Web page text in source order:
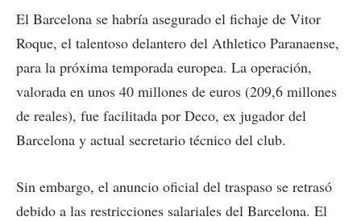
El Barcelona se habría asegurado el fichaje de Vitor
Roque, el talentoso delantero del Athletico Paranaense,
para la próxima temporada europea. La operación,
valorada en unos 40 millones de euros (209,6 millones
de reales), fue facilitada por Deco, ex jugador del
Barcelona y actual secretario técnico del club.
Sin embargo, el anuncio oficial del traspaso se retrasó
debido a las restricciones salariales del Barcelona. El